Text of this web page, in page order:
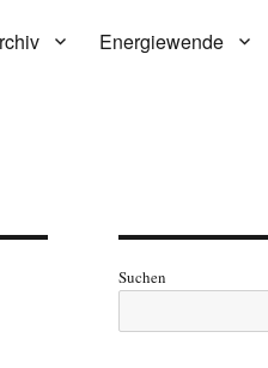
Energiewende
Suchen